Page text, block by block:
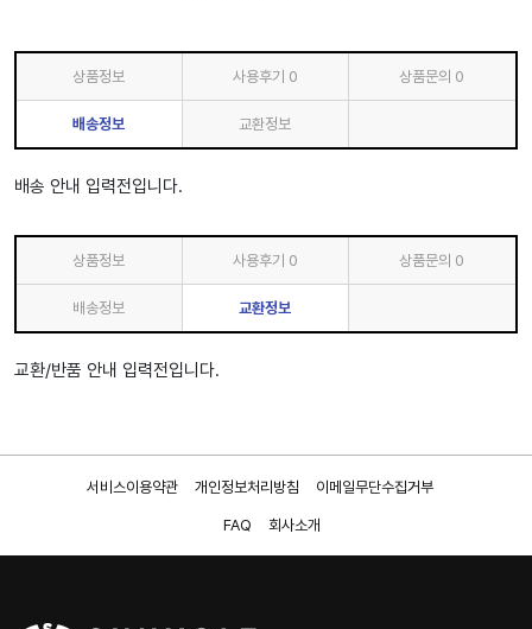
상품정보 사용후기 0 상품문의 0
배송정보 교환정보
배송 안내 입력전입니다.
상품정보 사용후기 0 상품문의 0
배송정보 교환정보
교환/반품 안내 입력전입니다.
서비스이용약관 개인정보처리방침 이메일무단수집거부
FAQ 회사소개